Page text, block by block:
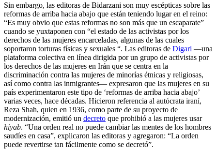
Sin embargo, las editoras de Bidarzani son muy escépticas sobre las
reformas de arriba hacia abajo que están teniendo lugar en el reino:
“Es muy obvio que estas reformas no son más que un escaparate”
cuando se yuxtaponen con “el estado de las activistas por los
derechos de las mujeres encarceladas, algunas de las cuales
soportaron torturas físicas y sexuales “. Las editoras de Digari —una
plataforma colectiva en línea dirigida por un grupo de activistas por
los derechos de las mujeres en Irán que se centra en la
discriminación contra las mujeres de minorías étnicas y religiosas,
así como contra las inmigrantes— expresaron que las mujeres en su
país experimentaron este tipo de ‘reformas de arriba hacia abajo’
varias veces, hace décadas. Hicieron referencia al autócrata iraní,
Reza Shah, quien en 1936, como parte de su proyecto de
modernización, emitió un decreto que prohibió a las mujeres usar
hiyab. “Una orden real no puede cambiar las mentes de los hombres
saudíes en casa”, explicaron las editoras y agregaron: “La orden
puede revertirse tan fácilmente como se decretó”.